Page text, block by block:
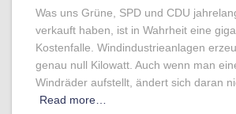
Was uns Grüne, SPD und CDU
verkauft haben, ist in Wahrheit eine
Kostenfalle. Windindustrieanlagen
genau null Kilowatt. Auch wenn man
Windräder aufstellt, ändert sich daran
Read more…